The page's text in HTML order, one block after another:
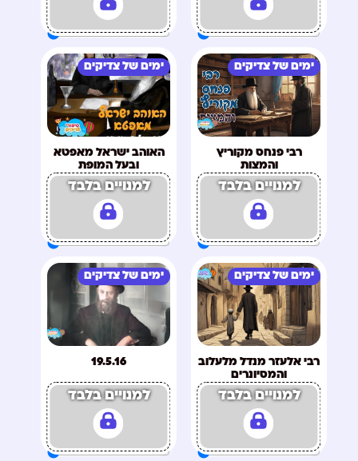
ימים של צדיקים
רבי פנחס מקוריץ
והמצות
למנויים בלבד
ימים של צדיקים
האוהב ישראל מאפטא
ובעל המופת
למנויים בלבד
ימים של צדיקים
רבי אלעזר מנדל מלעלוב
והמסיונרים
למנויים בלבד
ימים של צדיקים
19.5.16
למנויים בלבד